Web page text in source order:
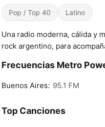
Pop / Top 40 Latino
Una radio moderna, cálida y
rock argentino, para
Frecuencias Metro
Buenos Aires: 95.1 FM
Top Canciones